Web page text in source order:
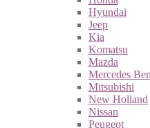
Hyundai
Jeep
Kia
Komatsu
Mazda
Mercedes
Mitsubishi
New Holland
Nissan
Peugeot